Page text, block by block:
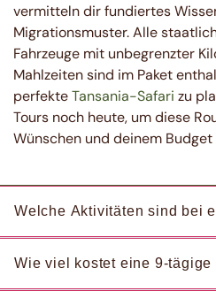
vermitteln dir fundiertes
Migrationsmuster. Alle
Fahrzeuge mit unbegrenzter
Mahlzeiten sind im Paket
perfekteTansania-Safari zu
Tours noch heute, um diese
Wünschen und deinem Budget
Welche Aktivitäten sind bei
Wie viel kostet eine 9-